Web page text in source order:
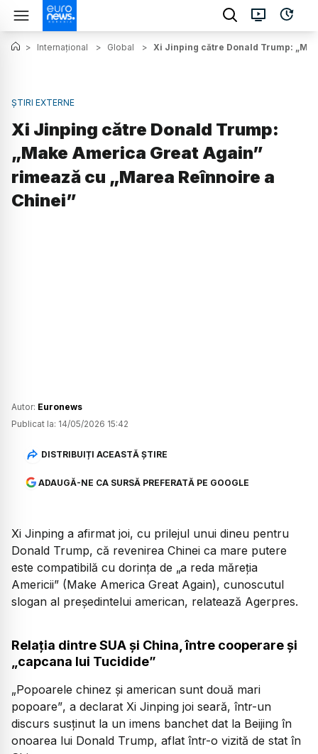
> Internațional > Global > Xi Jinping către Donald Trump:
ȘTIRI EXTERNE
Xi Jinping către Donald Trump:
„Make America Great Again”
rimează cu „Marea Reînnoire a
Chinei”
Autor: Euronews
Publicat la: 14/05/2026 15:42
DISTRIBUIȚI ACEASTĂ ȘTIRE
ADAUGĂ-NE CA SURSĂ PREFERATĂ PE GOOGLE
Xi Jinping a afirmat joi, cu prilejul unui dineu pentru
Donald Trump, că revenirea Chinei ca mare putere
este compatibilă cu dorința de „a reda măreția
Americii” (Make America Great Again), cunoscutul
slogan al președintelui american, relatează Agerpres.
Relația dintre SUA și China, între cooperare și
„capcana lui Tucidide”
„Popoarele chinez și american sunt două mari
popoare”, a declarat Xi Jinping joi seară, într-un
discurs susținut la un imens banchet dat la Beijing în
onoarea lui Donald Trump, aflat într-o vizită de stat în